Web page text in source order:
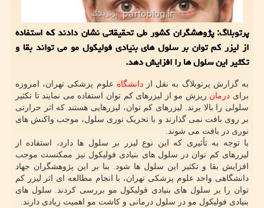
پرتوبلاگ: پژوهشگران کشور طی تحقیقاتی نشان دادند که استفاده
از لیزر کم توان بر سلول های بنیادی فولیکول مو می تواند بقا و
تکثیر این سلول ها را افزایش دهد.
به گزارش پرتوبلاگ به نقل ازدانشگاه علوم پزشکی تهران، امروزه
برای درمان ریزش مو از لیزرهای کم توان استفاده می نمایند تا تکثیر
سلولی را بالا برند. لیزرهای کم توان، لیزرهایی هستند که اثر حرارتی
بر روی بافت نمی گذارند و با تحریک نوری سلول، موجب واکنش های
نوری در بافت می شوند.
با توجه به تأثیری که این نوع لیزر بر سلول ها دارد، استفاده از
لیزرهای کم توان در سلول های بنیادی فولیکول نیز ممکنست موجب
افزایش بقا و تکثیر این سلول ها شود. بنا بر این پژوهشگران جهاد
دانشگاهی واحد علوم پزشکی تهران، با انجام مطالعه ای اثر لیزر کم
توان را بر سلول های بنیادی فولیکول مو بررسی کردند. سلول های
بنیادی فولیکول مو در سلول درمانی و کاشت مو اهمیت زیادی دارند.